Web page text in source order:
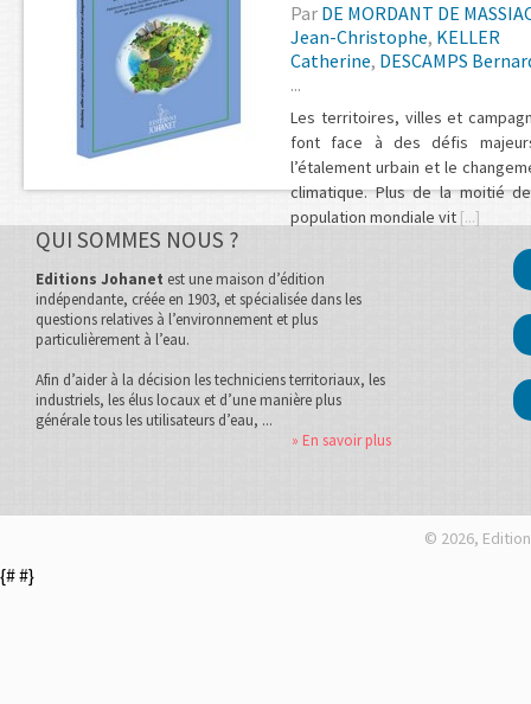
Par DE MORDANT DE
Jean-Christophe, KELLER
Catherine, DESCAMPS
...
Les territoires, villes et
font face à des défis
l’étalement urbain et le
climatique. Plus de la moitié
population mondiale vit [...]
QUI SOMMES NOUS ?
Editions Johanet est une maison d’édition
indépendante, créée en 1903, et spécialisée dans les
questions relatives à l’environnement et plus
particulièrement à l’eau.
Afin d’aider à la décision les techniciens territoriaux, les
industriels, les élus locaux et d’une manière plus
générale tous les utilisateurs d’eau, ...
» En savoir plus
© 2026,
{##}